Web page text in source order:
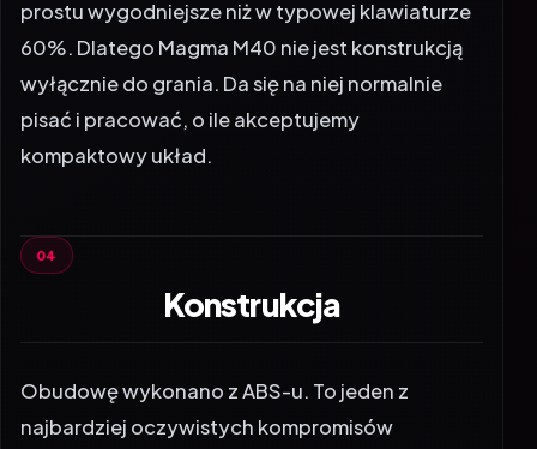
prostu wygodniejsze niż w typowej klawiaturze
60%. Dlatego Magma M40 nie jest konstrukcją
wyłącznie do grania. Da się na niej normalnie
pisać i pracować, o ile akceptujemy
kompaktowy układ.
Konstrukcja
Obudowę wykonano z ABS-u. To jeden z
najbardziej oczywistych kompromisów